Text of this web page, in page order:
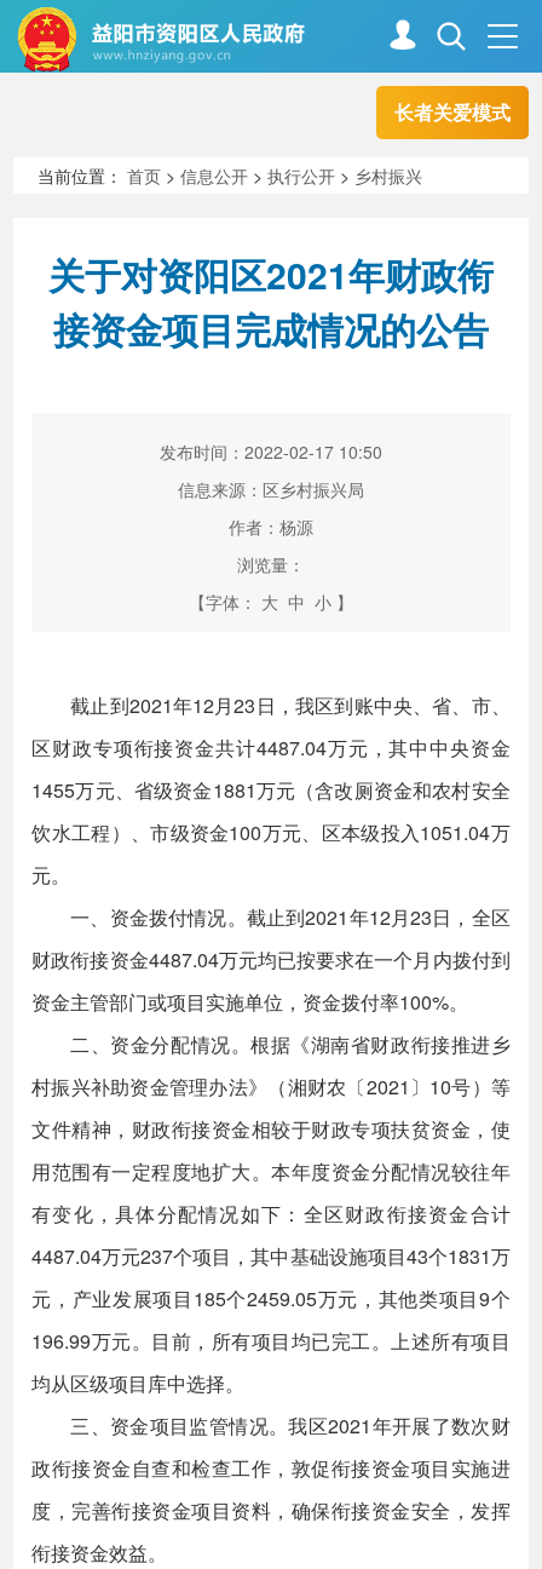
长者关爱模式
走进资阳
新闻中心 解读回应
当前位置：首页 >信息公开 >执行公开 > 乡村振兴
关于对资阳区2021年财政衔
接资金项目完成情况的公告
发布时间：2022-02-17 10:50
信息来源：区乡村振兴局
作者：杨源
浏览量：
【字体： 大 中 小 】
截止到2021年12月23日，我区到账中央、省、市、
区财政专项衔接资金共计4487.04万元，其中中央资金
1455万元、省级资金1881万元（含改厕资金和农村安全
饮水工程）、市级资金100万元、区本级投入1051.04万
元。
一、资金拨付情况。截止到2021年12月23日，全区
财政衔接资金4487.04万元均已按要求在一个月内拨付到
资金主管部门或项目实施单位，资金拨付率100%。
二、资金分配情况。根据《湖南省财政衔接推进乡
村振兴补助资金管理办法》（湘财农〔2021〕10号）等
文件精神，财政衔接资金相较于财政专项扶贫资金，使
用范围有一定程度地扩大。本年度资金分配情况较往年
有变化，具体分配情况如下：全区财政衔接资金合计
4487.04万元237个项目，其中基础设施项目43个1831万
元，产业发展项目185个2459.05万元，其他类项目9个
196.99万元。目前，所有项目均已完工。上述所有项目
均从区级项目库中选择。
三、资金项目监管情况。我区2021年开展了数次财
政衔接资金自查和检查工作，敦促衔接资金项目实施进
度，完善衔接资金项目资料，确保衔接资金安全，发挥
衔接资金效益。